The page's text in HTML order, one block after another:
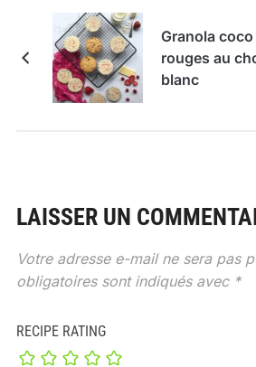
Granola
rouges au
blanc
LAISSER UN
Votre adresse e-mail ne sera pas
obligatoires sont indiqués avec *
RECIPE RATING